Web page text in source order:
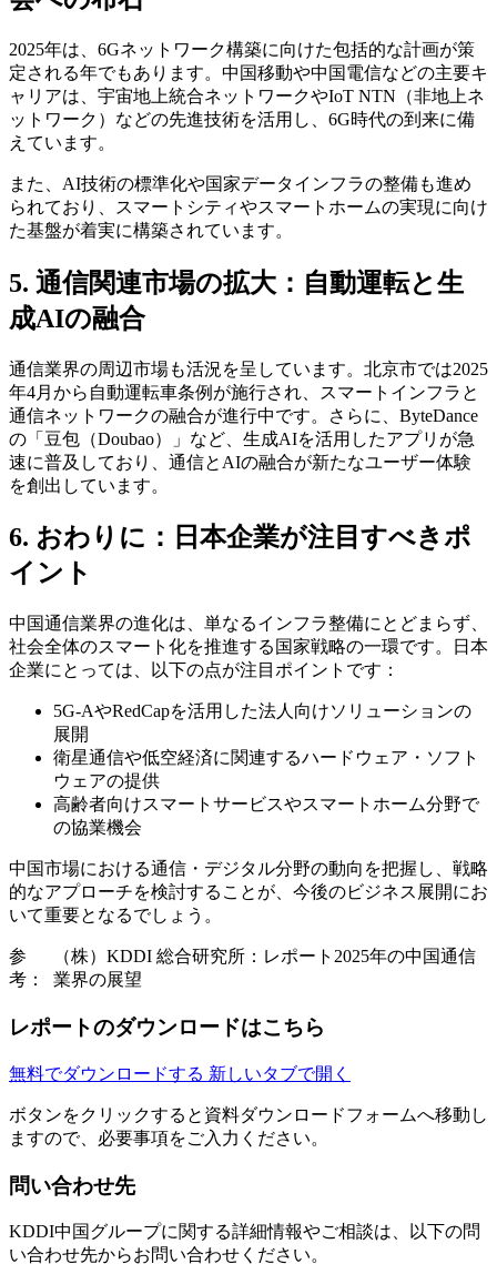
2025年は、6Gネットワーク構築に向けた包括的な計画が策
定される年でもあります。中国移動や中国電信などの主要キ
ャリアは、宇宙地上統合ネットワークやIoT NTN（非地上ネ
ットワーク）などの先進技術を活用し、6G時代の到来に備
えています。
また、AI技術の標準化や国家データインフラの整備も進め
られており、スマートシティやスマートホームの実現に向け
た基盤が着実に構築されています。
5. 通信関連市場の拡大：自動運転と生
成AIの融合
通信業界の周辺市場も活況を呈しています。北京市では2025
年4月から自動運転車条例が施行され、スマートインフラと
通信ネットワークの融合が進行中です。さらに、ByteDance
の「豆包（Doubao）」など、生成AIを活用したアプリが急
速に普及しており、通信とAIの融合が新たなユーザー体験
を創出しています。
6. おわりに：日本企業が注目すべきポ
イント
中国通信業界の進化は、単なるインフラ整備にとどまらず、
社会全体のスマート化を推進する国家戦略の一環です。日本
企業にとっては、以下の点が注目ポイントです：
5G-AやRedCapを活用した法人向けソリューションの
展開
衛星通信や低空経済に関連するハードウェア・ソフト
ウェアの提供
高齢者向けスマートサービスやスマートホーム分野で
の協業機会
中国市場における通信・デジタル分野の動向を把握し、戦略
的なアプローチを検討することが、今後のビジネス展開にお
いて重要となるでしょう。
参
考：
（株）KDDI 総合研究所：レポート2025年の中国通信
業界の展望
レポートのダウンロードはこちら
無料でダウンロードする 新しいタブで開く
ボタンをクリックすると資料ダウンロードフォームへ移動し
ますので、必要事項をご入力ください。
問い合わせ先
KDDI中国グループに関する詳細情報やご相談は、以下の問
い合わせ先からお問い合わせください。